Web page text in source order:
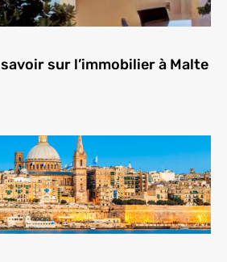
sur l’immobilier à Malte